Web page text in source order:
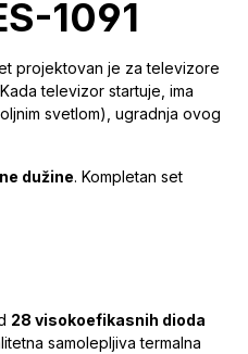
1091
projektovan je za televizore
televizor startuje, ima
svetlom), ugradnja ovog
dužine. Kompletan set
28 visokoefikasnih dioda
samolepljiva termalna